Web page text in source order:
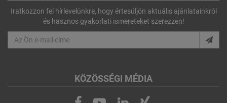
Iratkozzon fel hírlevelünkre, hogy értesüljön aktuális ajánlatainkról
és hasznos gyakorlati ismereteket szerezzen!
KÖZÖSSÉGI MÉDIA